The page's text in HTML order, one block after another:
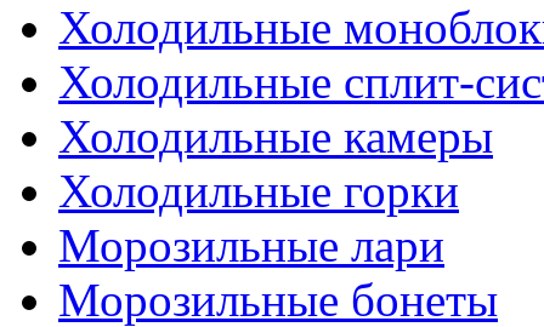
Холодильные
Холодильные сплит-
Холодильные камеры
Холодильные горки
Морозильные лари
Морозильные бонеты